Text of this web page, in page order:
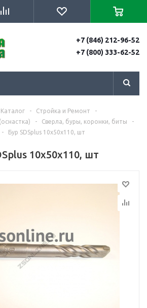
+7 (846) 212-96-52
+7 (800) 333-62-52
Каталог - Стройка и Ремонт
-
- Сверла, буры, коронки, биты
-
- Бур SDSplus 10х50х110, шт
10х50х110, шт